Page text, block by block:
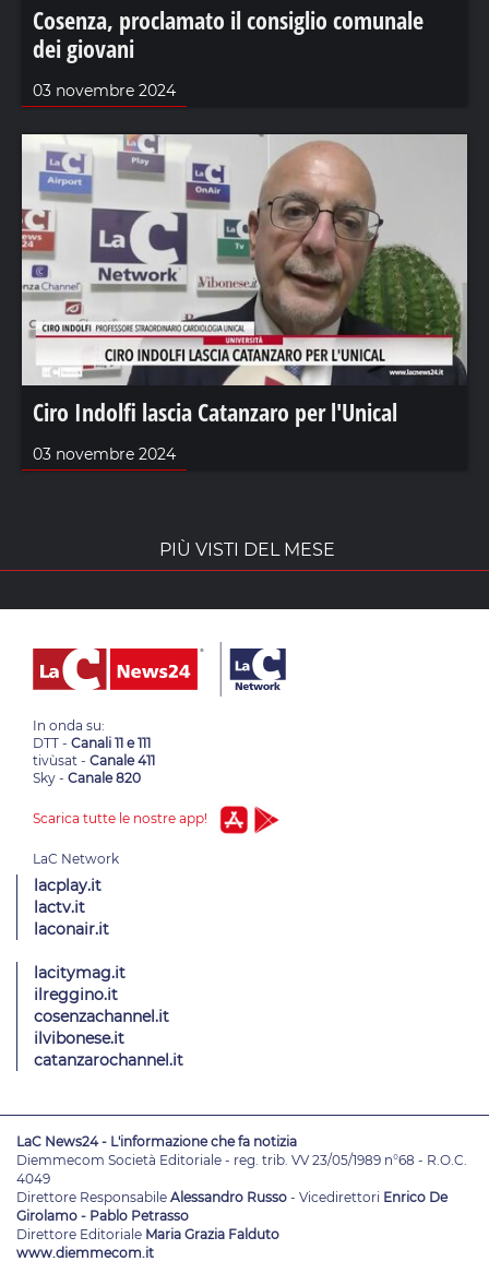
Cosenza, proclamato il consiglio comunale
dei giovani
03 novembre 2024
Ciro Indolfi lascia Catanzaro per l'Unical
03 novembre 2024
PIÙ VISTI DEL MESE
In onda su:
DTT - Canali 11 e 111
tivùsat - Canale 411
Sky - Canale 820
Scarica tutte le nostre app!
lacplay.it
lactv.it
laconair.it
lacitymag.it
ilreggino.it
cosenzachannel.it
ilvibonese.it
catanzarochannel.it
LaC News24 - L'informazione che fa notizia
Diemmecom Società Editoriale - reg. trib. VV 23/05/1989 n°68 - R.O.C.
4049
Direttore Responsabile Alessandro Russo - Vicedirettori Enrico De
Girolamo - Pablo Petrasso
Direttore Editoriale Maria Grazia Falduto
www.diemmecom.it